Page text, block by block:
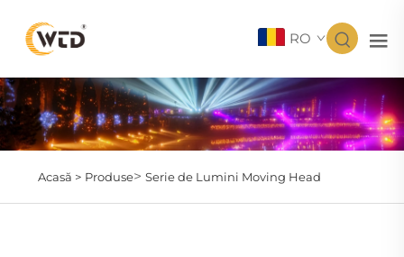
RO
Acasă > Produse> Serie de Lumini Moving Head